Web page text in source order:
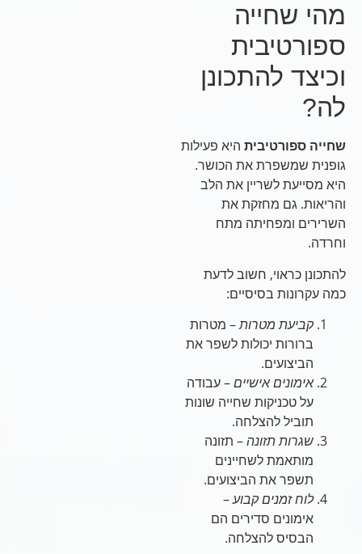
מהי שחייה
ספורטיבית
וכיצד להתכונן
לה?
שחייה ספורטיביתהיא פעילות
גופנית שמשפרת את הכושר.
היא מסייעת לשריין את הלב
והריאות. גם מחזקת את
השרירים ומפחיתה מתח
וחרדה.
להתכונן כראוי, חשוב לדעת
כמה עקרונות בסיסיים:
קביעת מטרות– מטרות
ברורות יכולות לשפר את
הביצועים.
אימונים אישיים– עבודה
על טכניקות שחייה שונות
תוביל להצלחה.
שגרות תזונה– תזונה
מותאמת לשחיינים
תשפר את הביצועים.
לוח זמנים קבוע–
אימונים סדירים הם
הבסיס להצלחה.